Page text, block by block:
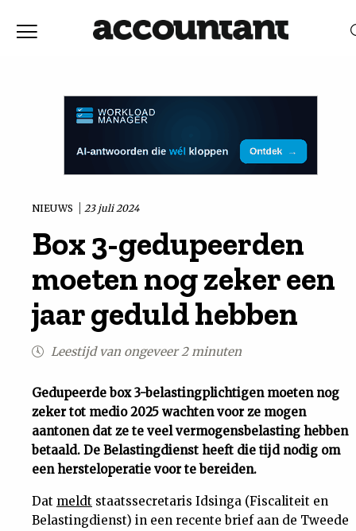
Vaktechniek
Achtergrond
Uit
Feiten
Cijfers
NIEUWS 23 juli 2024
Box 3-gedupeerden
moeten nog zeker een
jaar geduld hebben
Leestijd van ongeveer 2 minuten
Gedupeerde box 3-belastingplichtigen moeten nog
zeker tot medio 2025 wachten voor ze mogen
aantonen dat ze te veel vermogensbelasting hebben
betaald. De Belastingdienst heeft die tijd nodig om
een hersteloperatie voor te bereiden.
Dat meldt staatssecretaris Idsinga (Fiscaliteit en
Belastingdienst) in een recente brief aan de Tweede